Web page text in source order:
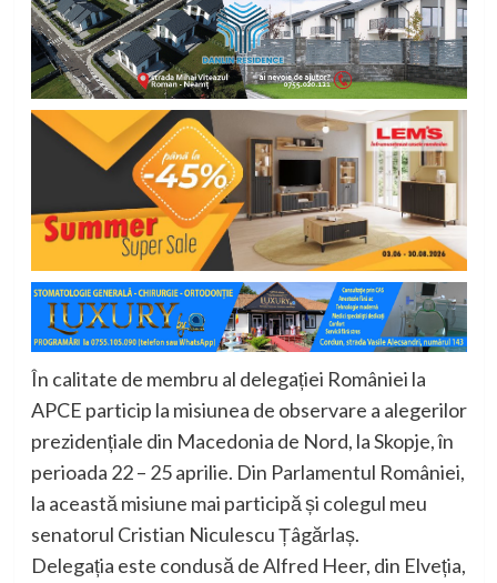
În calitate de membru al delegației României la
APCE particip la misiunea de observare a alegerilor
prezidențiale din Macedonia de Nord, la Skopje, în
perioada 22 – 25 aprilie. Din Parlamentul României,
la această misiune mai participă și colegul meu
senatorul Cristian Niculescu Țâgărlaș.
Delegația este condusă de Alfred Heer, din Elveția,